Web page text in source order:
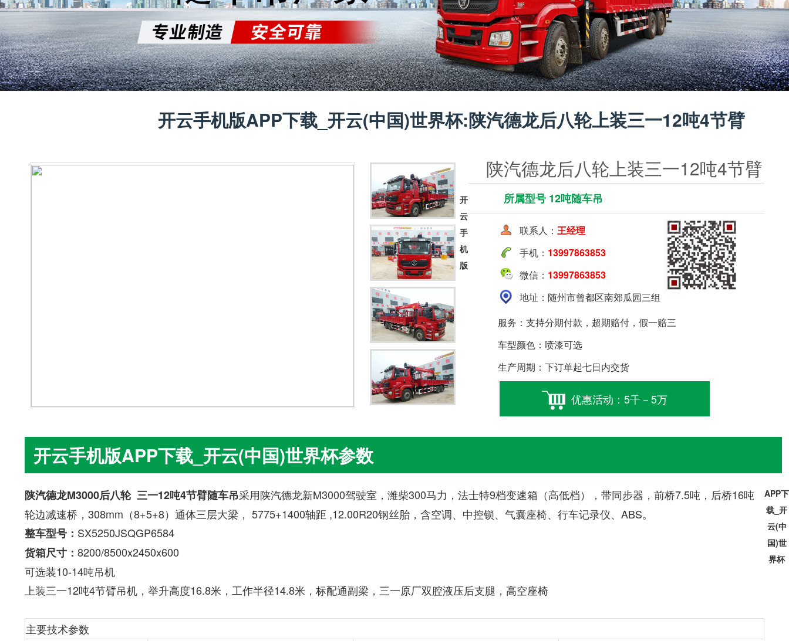
开云手机版APP下载_开云(中国)世界杯:陕汽德龙后八轮上装三一12吨4节臂
陕汽德龙后八轮上装三一12吨4节臂
所属型号 12吨随车吊
联系人： 王经理
手机： 13997863853
微信： 13997863853
要购车就扫我
地址：随州市曾都区南郊瓜园三组
服务：支持分期付款，超期赔付，假一赔三
车型颜色：喷漆可选
生产周期：下订单起七日内交货
优惠活动：5千－5万
开云手机版APP下载_开云(中国)世界杯参数
陕汽德龙M3000后八轮 三一12吨4节臂随车吊采用陕汽德龙新M3000驾驶室，潍柴300马力，法士特9档变速箱（高低档），带同步器，前桥7.5吨，后桥16吨
轮边减速桥，308mm（8+5+8）通体三层大梁， 5775+1400轴距 ,12.00R20钢丝胎，含空调、中控锁、气囊座椅、行车记录仪、ABS。
整车型号： SX5250JSQGP6584
货箱尺寸： 8200/8500x2450x600
可选装10-14吨吊机
上装三一12吨4节臂吊机，举升高度16.8米，工作半径14.8米，标配通副梁，三一原厂双腔液压后支腿，高空座椅
主要技术参数
开
云
手
机
版
APP下
载_开
云(中
国)世
界杯